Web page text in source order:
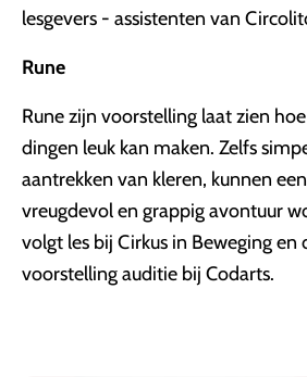
lesgevers - assistenten van
Rune
Rune zijn voorstelling laat zien
dingen leuk kan maken. Zelfs
aantrekken van kleren, kunnen
vreugdevol en grappig avontuur
volgt les bij Cirkus in Beweging en
voorstelling auditie bij Codarts.